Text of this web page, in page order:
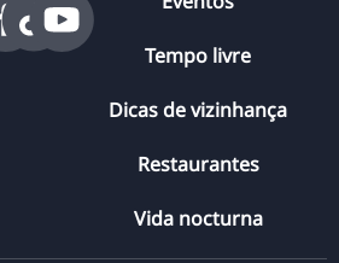
Tempo livre
Dicas de vizinhança
Restaurantes
Vida nocturna